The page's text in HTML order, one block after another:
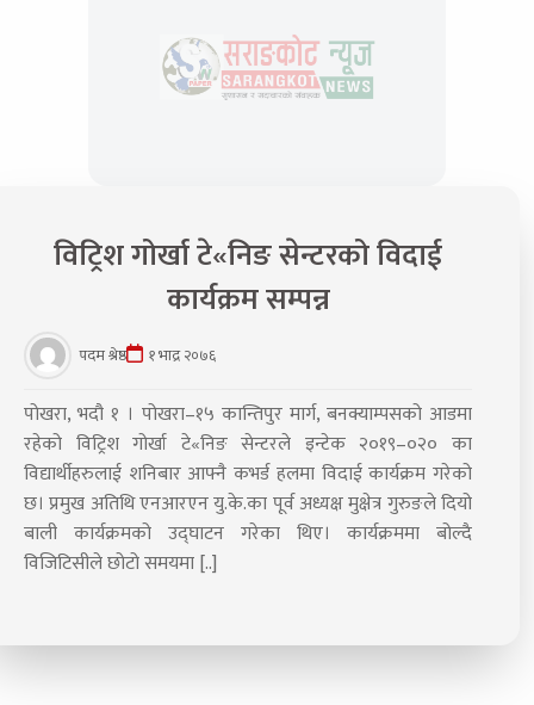
विट्रिश गोर्खा टे«निङ सेन्टरको विदाई
कार्यक्रम सम्पन्न
पदम श्रेष्ठ १ भाद्र २०७६
पोखरा, भदौ १ । पोखरा–१५ कान्तिपुर मार्ग, बनक्याम्पसको आडमा
रहेको विट्रिश गोर्खा टे«निङ सेन्टरले इन्टेक २०१९–०२० का
विद्यार्थीहरुलाई शनिबार आफ्नै कभर्ड हलमा विदाई कार्यक्रम गरेको
छ। प्रमुख अतिथि एनआरएन यु.के.का पूर्व अध्यक्ष मुक्षेत्र गुरुङले दियो
बाली कार्यक्रमको उद्घाटन गरेका थिए। कार्यक्रममा बोल्दै
विजिटिसीले छोटो समयमा [..]